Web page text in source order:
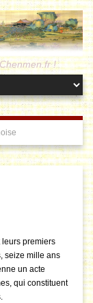
!
leurs premiers
seize mille ans
un acte
qui constituent